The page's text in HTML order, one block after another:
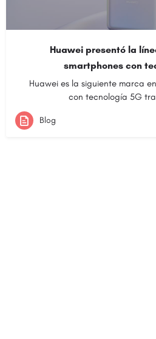
Huawei presentó la
smartphones con
Huawei es la siguiente marca
con tecnología 5G
Blog